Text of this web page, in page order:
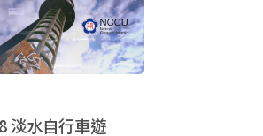
(二)公司(商號)設立登
1日至112年12月31日或將於113年設
用原價新臺幣14,400元，符合申請資
滿為止。 服務內容：提供
新創業論壇、一對一業界專家諮
淡水自行車遊